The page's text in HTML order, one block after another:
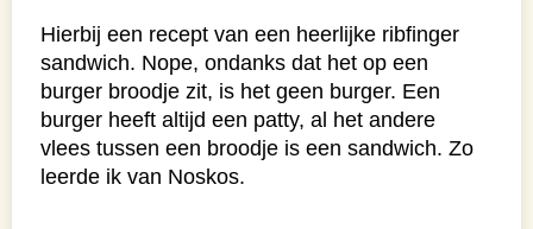
Hierbij een recept van een heerlijke ribfinger
sandwich. Nope, ondanks dat het op een
burger broodje zit, is het geen burger. Een
burger heeft altijd een patty, al het andere
vlees tussen een broodje is een sandwich. Zo
leerde ik van Noskos.